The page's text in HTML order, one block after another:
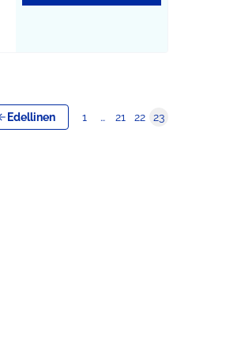
Edellinen 1 … 21 22 23